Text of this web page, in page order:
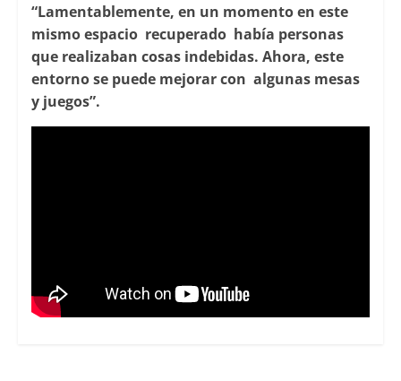
“Lamentablemente, en un momento en este
mismo espacio recuperado había personas
que realizaban cosas indebidas. Ahora, este
entorno se puede mejorar con algunas mesas
y juegos”.